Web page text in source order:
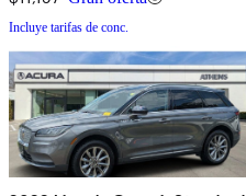
Incluye tarifas de conc.